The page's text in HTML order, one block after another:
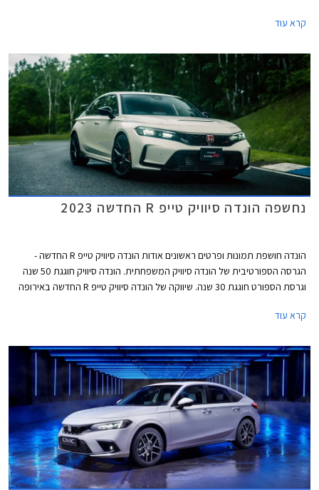
ויעילות ביחס למתחרות, אולם בשנים האחרונות העיצוב הפך קיצוני מדי
למסע קצר בנבכי שושלת הונדה סיוויק מהדור הראשון ועד לדור החדש וה- 11
במספר שיגיע בקרוב לישראל ומצביע על שינוי תפיסה וחזרה אל ערכי המותג
והדגם המקוריים.
קרא עוד
נחשפה הונדה סיוויק טייפ R החדשה 2023
הונדה חושפת תמונות ופרטים ראשונים אודות הונדה סיוויק טייפ R החדשה -
הגרסה הספורטיבית של הונדה סיוויק המשפחתית. הונדה סיוויק חוגגת 50 שנה
וגרסת הספורט חוגגת 30 שנה. שיווקה של הונדה סיוויק טייפ R החדשה באירופה
קרא עוד